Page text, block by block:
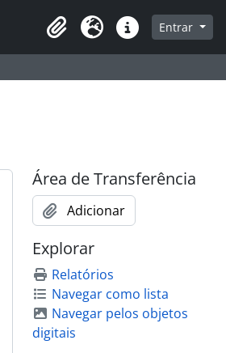
Área de Transferência
Idioma Atalhos Entrar
Área de Transferência
Adicionar
Explorar
Relatórios
Navegar como lista
Navegar pelos objetos
digitais